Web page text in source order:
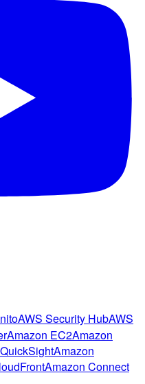
AWS Security HubAWS
Amazon EC2Amazon
Amazon
Amazon Connect